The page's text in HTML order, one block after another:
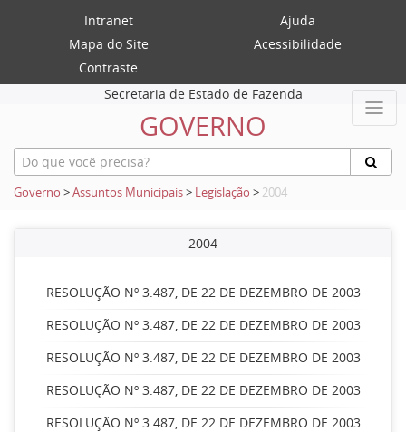
Intranet
Ajuda
Mapa do Site
Acessibilidade
Contraste
Secretaria de Estado de Fazenda
GOVERNO
Governo >Assuntos Municipais> Legislação > 2004
2004
RESOLUÇÃO Nº 3.487, DE 22 DE DEZEMBRO DE 2003
RESOLUÇÃO Nº 3.487, DE 22 DE DEZEMBRO DE 2003
RESOLUÇÃO Nº 3.487, DE 22 DE DEZEMBRO DE 2003
RESOLUÇÃO Nº 3.487, DE 22 DE DEZEMBRO DE 2003
RESOLUÇÃO Nº 3.487, DE 22 DE DEZEMBRO DE 2003